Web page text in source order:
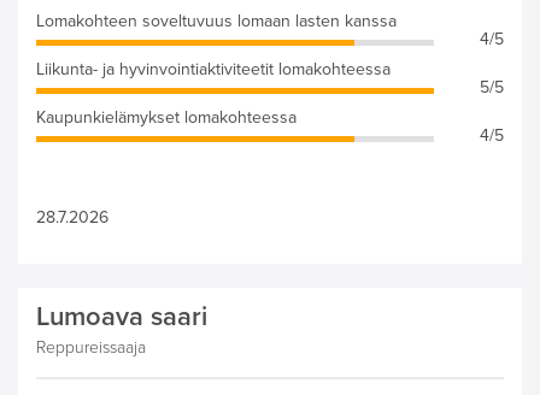
Lomakohteen soveltuvuus lomaan lasten kanssa
4/5
Liikunta- ja hyvinvointiaktiviteetit lomakohteessa
5/5
Kaupunkielämykset lomakohteessa
4/5
28.7.2026
Lumoava saari
Reppureissaaja